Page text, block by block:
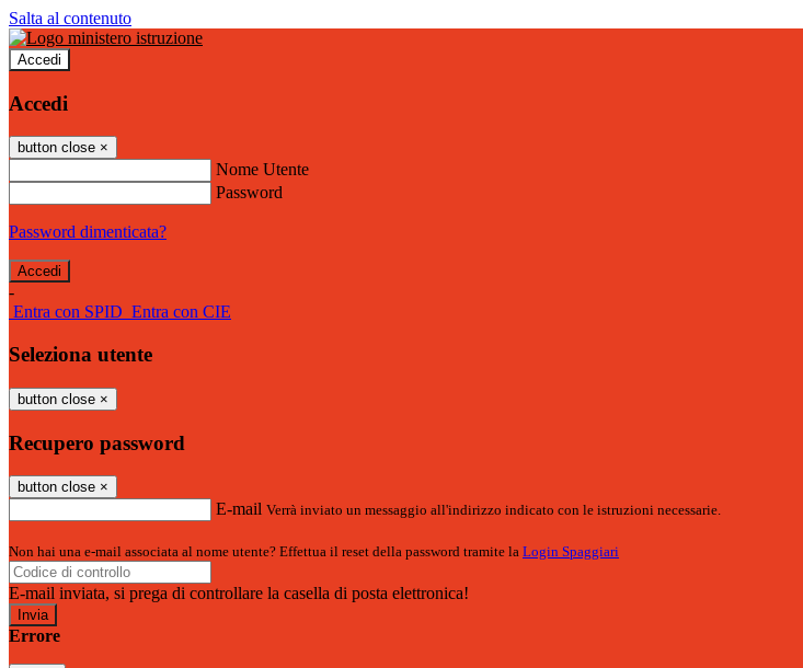
Salta al contenuto
Accedi
Accedi
button close ×
Nome Utente
Password
Password dimenticata?
-
Entra con SPID Entra con CIE
Seleziona utente
button close ×
Recupero password
button close ×
E-mail Verrà inviato un messaggio all'indirizzo indicato con le istruzioni necessarie.
Non hai una e-mail associata al nome utente? Effettua il reset della password tramite la Login Spaggiari
E-mail inviata, si prega di controllare la casella di posta elettronica!
Errore